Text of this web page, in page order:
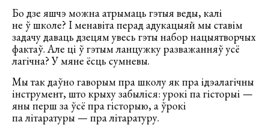
Бо дзе яшчэ можна атрымаць гэтыя веды, калі
не ў школе? І менавіта перад адукацыяй мы ставім
задачу даваць дзецям увесь гэты набор нацыятворчых
фактаў. Але ці ў гэтым ланцужку разважанняў усё
лагічна? У мяне ёсць сумневы.
Мы так даўно гаворым пра школу як пра ідэалагічны
інструмент, што крыху забыліся: урокі па гісторыі —
яны перш за ўсё пра гісторыю, а ўрокі
па літаратуры — пра літаратуру.